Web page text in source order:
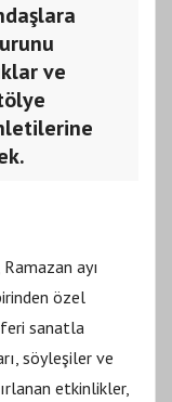
ve
ayı
özel
sanatla
söyleşiler ve
etkinlikler,